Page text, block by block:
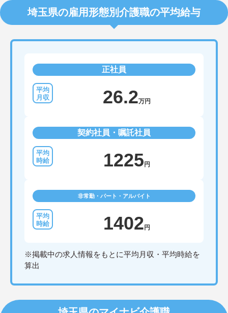
埼玉県の雇用形態別介護職の平均給与
正社員
26.2万円
契約社員・嘱託社員
1225 円
非常勤・パート・アルバイト
1402 円
※掲載中の求人情報をもとに平均月収・平均時給を
算出